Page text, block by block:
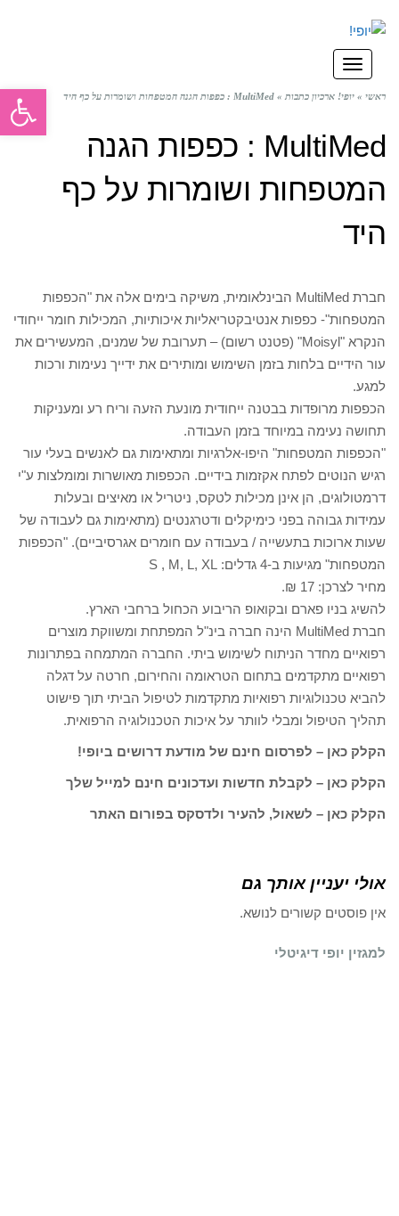
תפריט
ראשי » יופי! ארכיון כתבות » MultiMed : כפפות הגנה המטפחות ושומרות על כף היד
MultiMed : כפפות הגנה
המטפחות ושומרות על כף
היד
חברת MultiMed הבינלאומית, משיקה בימים אלה את "הכפפות
המטפחות"- כפפות אנטיבקטריאליות איכותיות, המכילות חומר ייחודי
הנקרא "Moisyl" (פטנט רשום) – תערובת של שמנים, המעשירים את
עור הידיים בלחות בזמן השימוש ומותירים את ידייך נעימות ורכות
למגע.
הכפפות מרופדות בבטנה ייחודית מונעת הזעה וריח רע ומעניקות
תחושה נעימה במיוחד בזמן העבודה.
"הכפפות המטפחות" היפו-אלרגיות ומתאימות גם לאנשים בעלי עור
רגיש הנוטים לפתח אקזמות בידיים. הכפפות מאושרות ומומלצות ע"י
דרמטולוגים, הן אינן מכילות לטקס, ניטריל או מאיצים ובעלות
עמידות גבוהה בפני כימיקלים ודטרגנטים (מתאימות גם לעבודה של
שעות ארוכות בתעשייה / בעבודה עם חומרים אגרסיביים). "הכפפות
המטפחות" מגיעות ב-4 גדלים: S , M, L, XL
מחיר לצרכן: 17 ₪.
להשיג בניו פארם ובקואופ הריבוע הכחול ברחבי הארץ.
חברת MultiMed הינה חברה בינ"ל המפתחת ומשווקת מוצרים
רפואיים מחדר הניתוח לשימוש ביתי. החברה המתמחה בפתרונות
רפואיים מתקדמים בתחום הטראומה והחירום, חרטה על דגלה
להביא טכנולוגיות רפואיות מתקדמות לטיפול הביתי תוך פישוט
תהליך הטיפול ומבלי לוותר על איכות הטכנולוגיה הרפואית.
הקלק כאן – לפרסום חינם של מודעת דרושים ביופי!
הקלק כאן – לקבלת חדשות ועדכונים חינם למייל שלך
הקלק כאן – לשאול, להעיר ולדסקס בפורום האתר
אולי יעניין אותך גם
אין פוסטים קשורים לנושא.
למגזין יופי דיגיטלי
פתח